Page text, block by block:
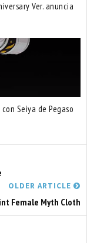
Ver. anuncia
Seiya de Pegaso
OLDER ARTICLE
Female Myth Cloth